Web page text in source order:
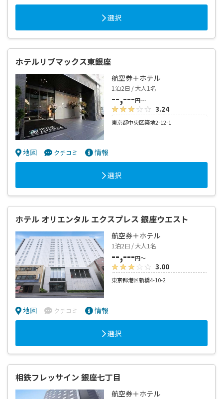
選択
ホテルリブマックス東銀座
航空券＋ホテル
1泊2日 / 大人1名
--,---円～
3.24
東京都中央区築地2-12-1
地図 クチコミ 情報
選択
ホテル オリエンタル エクスプレス 銀座ウエスト
航空券＋ホテル
1泊2日 / 大人1名
--,---円～
3.00
東京都港区新橋4-10-2
地図 クチコミ 情報
選択
相鉄フレッサイン 銀座七丁目
航空券＋ホテル